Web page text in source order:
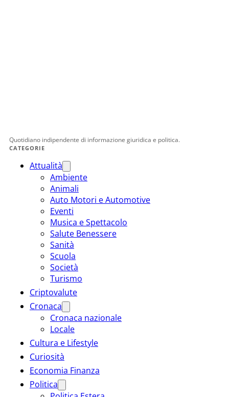
Quotidiano indipendente di informazione giuridica e politica.
CATEGORIE
Attualità
Ambiente
Animali
Auto Motori e Automotive
Eventi
Musica e Spettacolo
Salute Benessere
Sanità
Scuola
Società
Turismo
Criptovalute
Cronaca
Cronaca nazionale
Locale
Cultura e Lifestyle
Curiosità
Economia Finanza
Politica